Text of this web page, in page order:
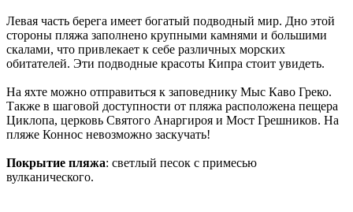
Левая часть берега имеет богатый подводный мир. Дно этой
стороны пляжа заполнено крупными камнями и большими
скалами, что привлекает к себе различных морских
обитателей. Эти подводные красоты Кипра стоит увидеть.
На яхте можно отправиться к заповеднику Мыс Каво Греко.
Также в шаговой доступности от пляжа расположена пещера
Циклопа, церковь Святого Анаргироя и Мост Грешников. На
пляже Коннос невозможно заскучать!
Покрытие пляжа: светлый песок с примесью
вулканического.